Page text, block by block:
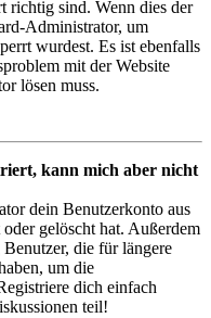
richtig sind. Wenn dies der
Administrator, um
wurdest. Es ist ebenfalls
mit der Website
lösen muss.
kann mich aber nicht
dein Benutzerkonto aus
gelöscht hat. Außerdem
die für längere
um die
dich einfach
teil!